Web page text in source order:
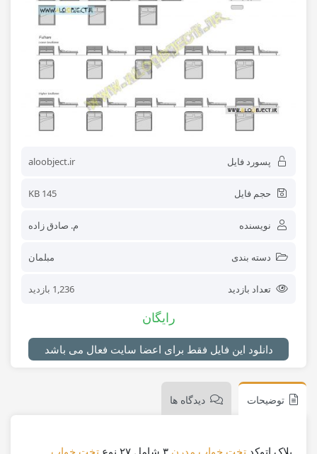
پسورد فایل aloobject.ir
حجم فایل 145 KB
نویسنده م. صادق زاده
دسته بندی مبلمان
تعداد بازدید 1,236 بازدید
رایگان
دانلود این فایل فقط برای اعضا سایت فعال می باشد
توضیحات دیدگاه ها